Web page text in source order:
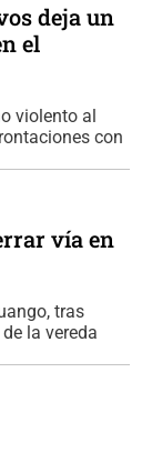
deja un
el
violento al
con
vía en
tras
la vereda